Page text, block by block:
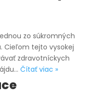
zo súkromných
Cieľom tejto vysokej
zdravotníckych
Čítať viac »Vysoká